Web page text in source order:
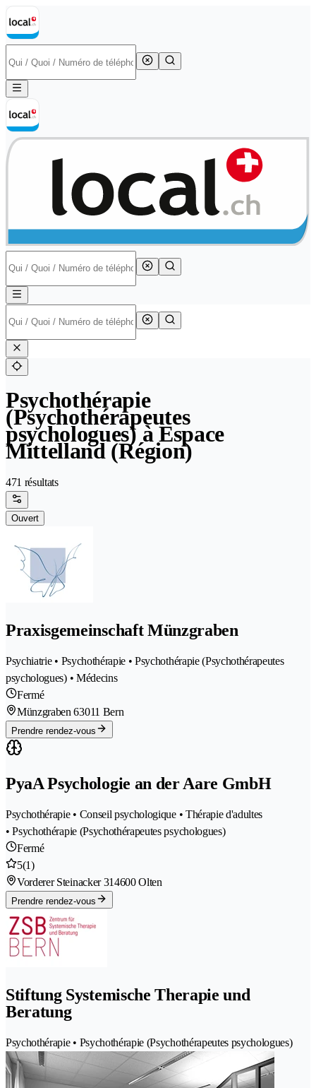
Psychothérapie
(Psychothérapeutes
psychologues) à Espace
Mittelland (Région)
471 résultats
Ouvert
Praxisgemeinschaft Münzgraben
Psychiatrie • Psychothérapie • Psychothérapie (Psychothérapeutes
psychologues) • Médecins
Fermé
Münzgraben 63011 Bern
Prendre rendez-vous
PyaA Psychologie an der Aare GmbH
Psychothérapie • Conseil psychologique • Thérapie d'adultes
• Psychothérapie (Psychothérapeutes psychologues)
Fermé
5(1)
Vorderer Steinacker 314600 Olten
Prendre rendez-vous
Stiftung Systemische Therapie und
Beratung
Psychothérapie • Psychothérapie (Psychothérapeutes psychologues)